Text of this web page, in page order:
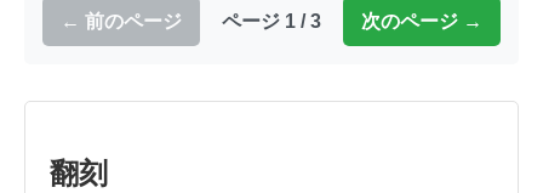
← 前のページ ページ 1 / 3 次のページ →
翻刻